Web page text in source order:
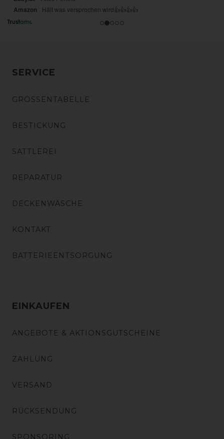
SERVICE
GRÖSSENTABELLE
BESTICKUNG
SATTLEREI
REPARATUR
DECKENWÄSCHE
KONTAKT
BATTERIEENTSORGUNG
EINKAUFEN
ANGEBOTE & AKTIONSGUTSCHEINE
ZAHLUNG
VERSAND
RÜCKSENDUNG
SPONSORING